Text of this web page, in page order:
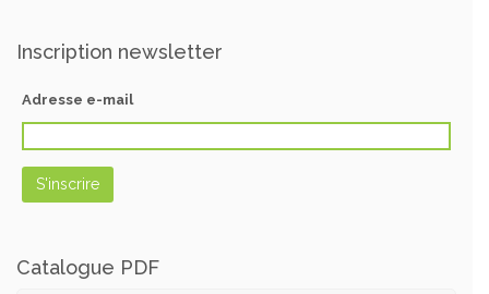
Inscription newsletter
Adresse e-mail
Catalogue PDF